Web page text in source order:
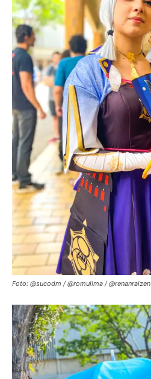
Foto: @sucodm / @romulima / @renanraizen